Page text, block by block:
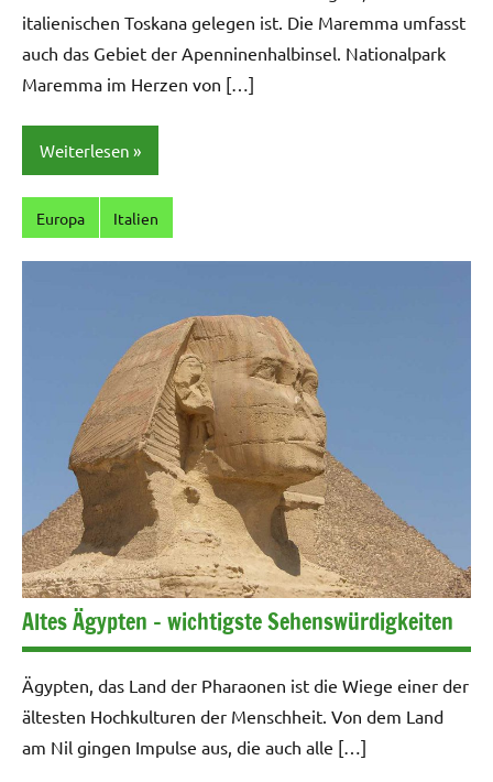
italienischen Toskana gelegen ist. Die Maremma umfasst
auch das Gebiet der Apenninenhalbinsel. Nationalpark
Maremma im Herzen von […]
Weiterlesen
Europa Italien
Altes Ägypten – wichtigste Sehenswürdigkeiten
Ägypten, das Land der Pharaonen ist die Wiege einer der
ältesten Hochkulturen der Menschheit. Von dem Land
am Nil gingen Impulse aus, die auch alle […]